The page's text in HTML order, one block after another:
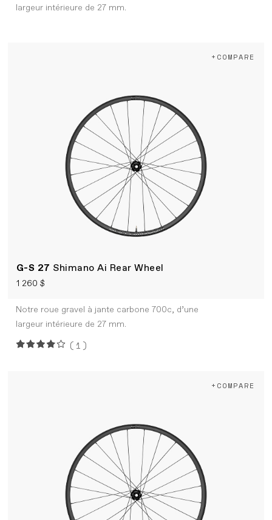
largeur intérieure de 27 mm.
G-S 27 Shimano Ai Rear Wheel
1 260 $
+COMPARE
Notre roue gravel à jante carbone 700c, d’une
largeur intérieure de 27 mm.
(1)
+COMPARE